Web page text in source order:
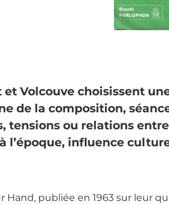
Volcouve choisissent
de la composition,
tensions ou relations
l’époque, influence
Hand, publiée en 1963 sur leur